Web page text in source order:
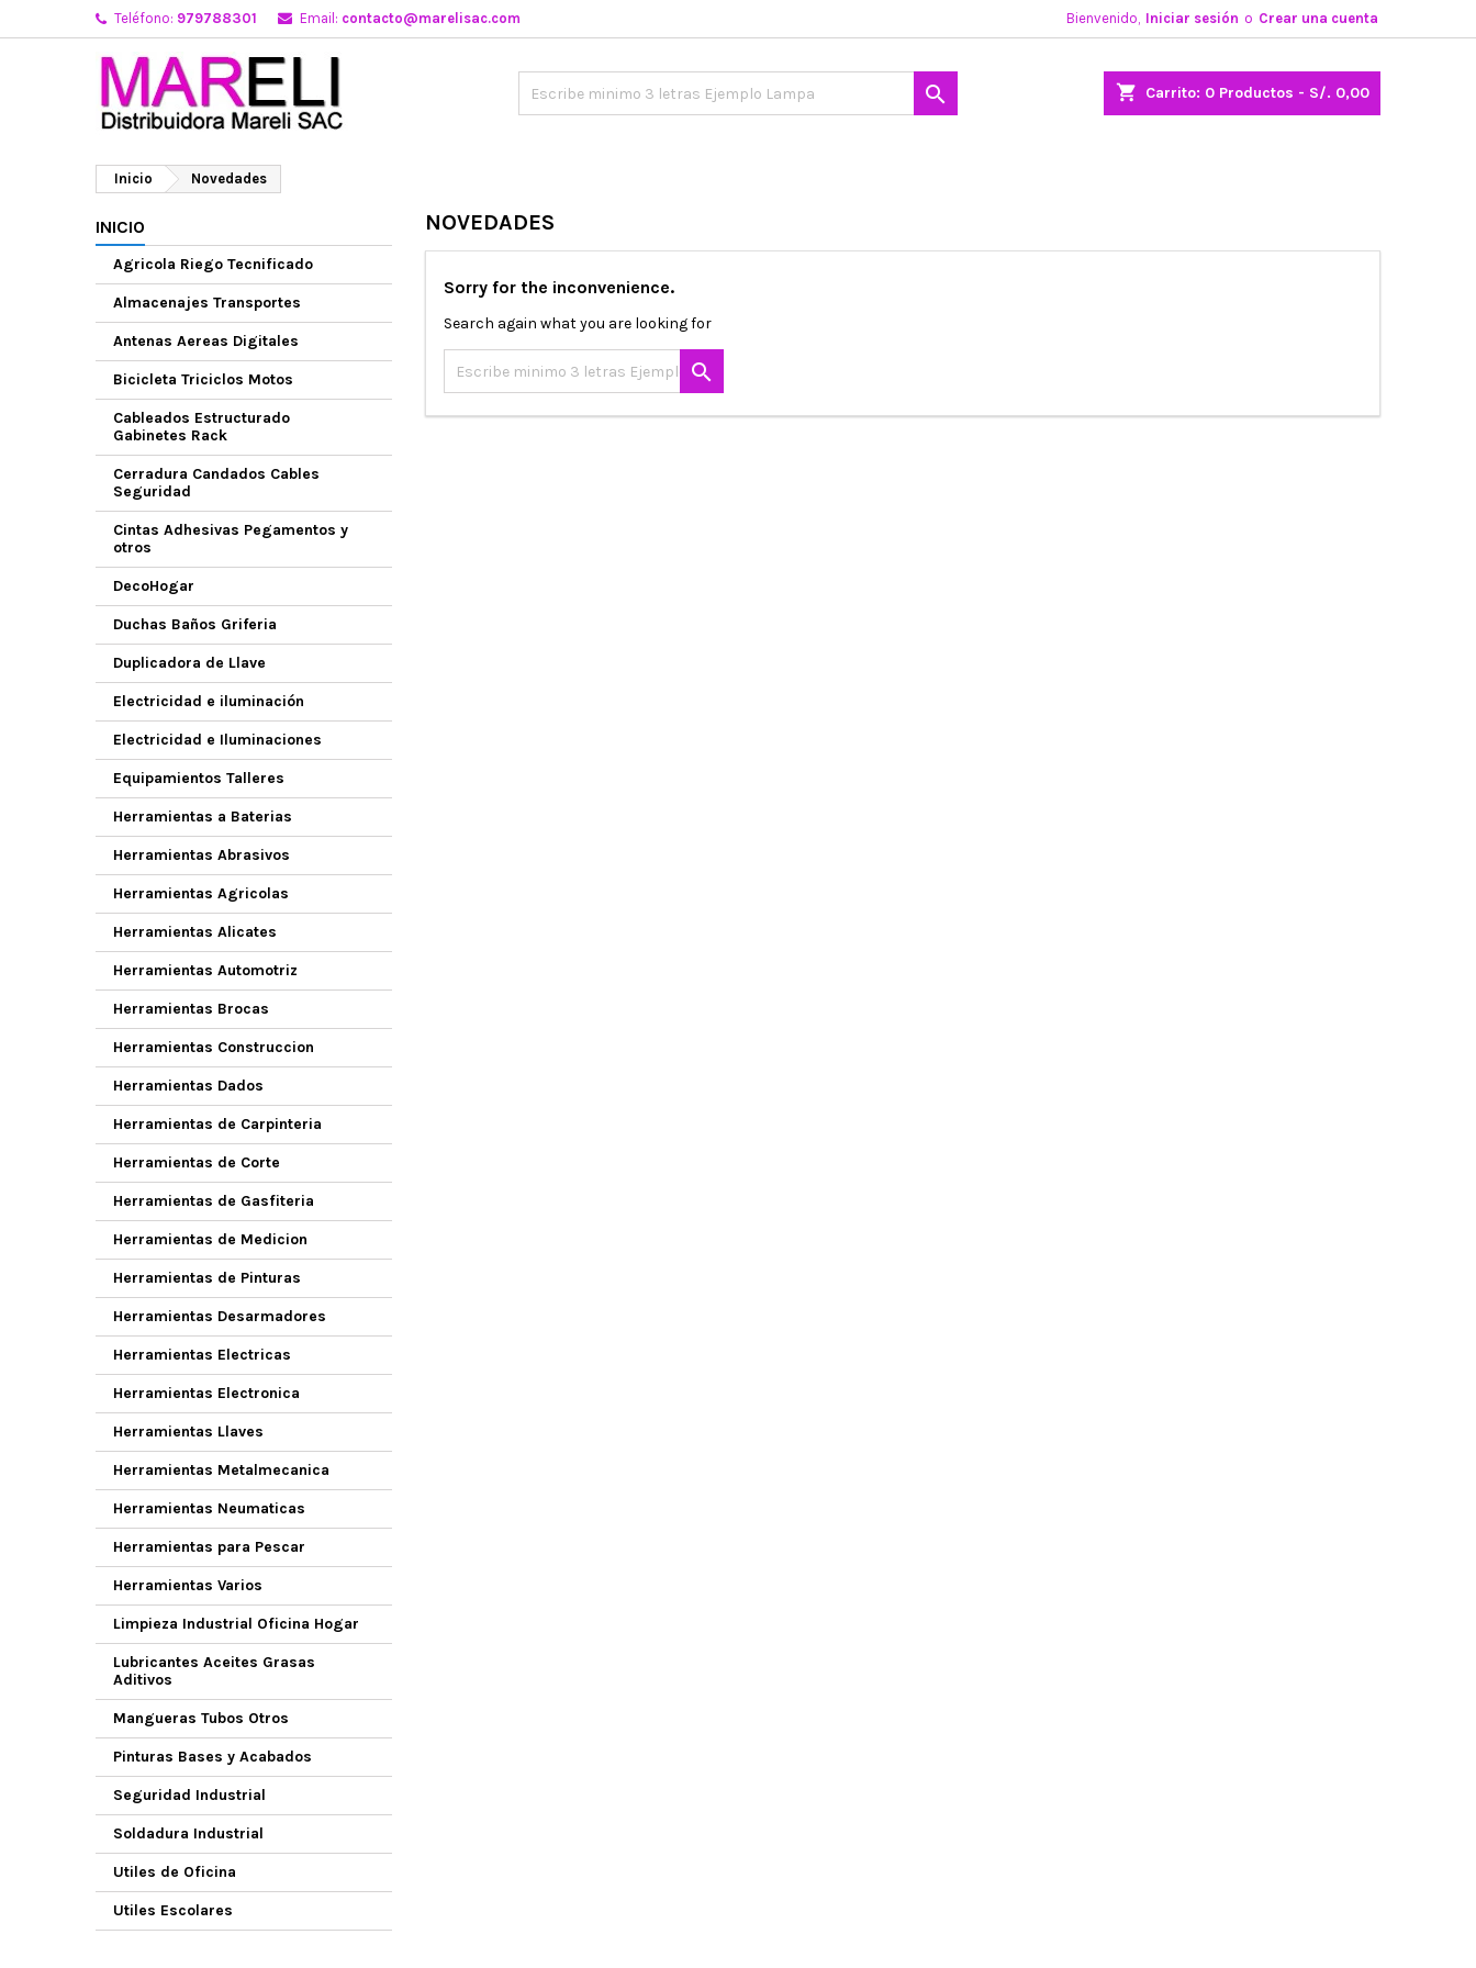
Teléfono: 979788301 Email: contacto@marelisac.com Bienvenido, Iniciar sesión o Crear una cuenta
shopping_cart Carrito: 0 Productos - S/. 0,00

Inicio Novedades
INICIO
Agricola Riego Tecnificado
Almacenajes Transportes
Antenas Aereas Digitales
Bicicleta Triciclos Motos
Cableados Estructurado
Gabinetes Rack
Cerradura Candados Cables
Seguridad
Cintas Adhesivas Pegamentos y
otros
DecoHogar
Duchas Baños Griferia
Duplicadora de Llave
Electricidad e iluminación
Electricidad e Iluminaciones
Equipamientos Talleres
Herramientas a Baterias
Herramientas Abrasivos
Herramientas Agricolas
Herramientas Alicates
Herramientas Automotriz
Herramientas Brocas
Herramientas Construccion
Herramientas Dados
Herramientas de Carpinteria
Herramientas de Corte
Herramientas de Gasfiteria
Herramientas de Medicion
Herramientas de Pinturas
Herramientas Desarmadores
Herramientas Electricas
Herramientas Electronica
Herramientas Llaves
Herramientas Metalmecanica
Herramientas Neumaticas
Herramientas para Pescar
Herramientas Varios
Limpieza Industrial Oficina Hogar
Lubricantes Aceites Grasas
Aditivos
Mangueras Tubos Otros
Pinturas Bases y Acabados
Seguridad Industrial
Soldadura Industrial
Utiles de Oficina
Utiles Escolares
NOVEDADES
Sorry for the inconvenience.
Search again what you are looking for
